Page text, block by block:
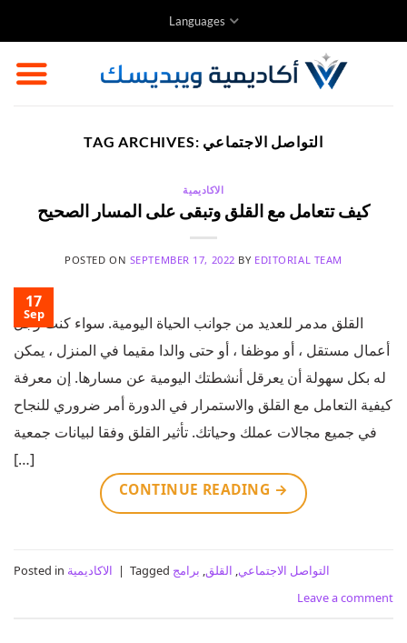
to
content
Languages
TAG ARCHIVES: التواصل الاجتماعي
الاكاديمية
كيف تتعامل مع القلق وتبقى على المسار الصحيح
POSTED ON SEPTEMBER 17, 2022 BY EDITORIAL TEAM
17
Sep
القلق مدمر للعديد من جوانب الحياة اليومية. سواء كنت رجل
أعمال مستقل ، أو موظفا ، أو حتى والدا مقيما في المنزل ، يمكن
له بكل سهولة أن يعرقل أنشطتك اليومية عن مسارها. إن معرفة
كيفية التعامل مع القلق والاستمرار في الدورة أمر ضروري للنجاح
في جميع مجالات عملك وحياتك. تأثير القلق وفقا لبيانات جمعية
[…]
CONTINUE READING →
Posted in الاكاديمية | Tagged التواصل الاجتماعي القلق برامج
Leave a comment